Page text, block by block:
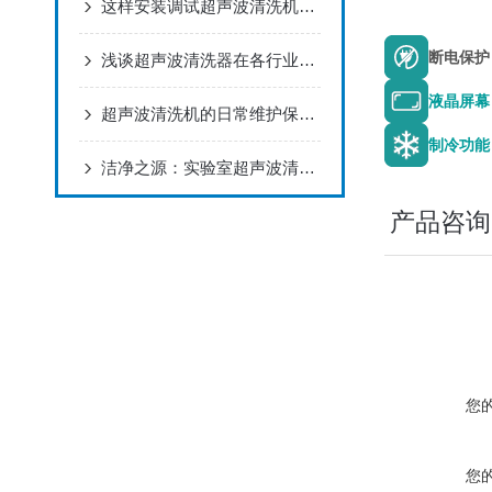
这样安装调试超声波清洗机，才能保证清洗效果
浅谈超声波清洗器在各行业领域之中的应用
超声波清洗机的日常维护保养，你get到了吗？
洁净之源：实验室超声波清洗机在科研领域的静默奉献
断电保护
液晶屏幕
制冷功能
产品咨询
您
您